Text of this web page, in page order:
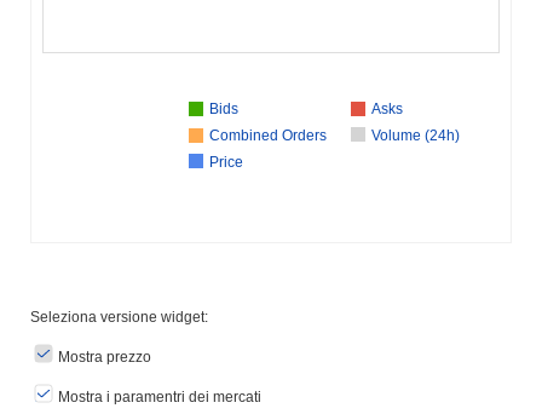
Bids
Asks
Combined Orders
Volume (24h)
Price
Seleziona versione widget:
Mostra prezzo
Mostra i paramentri dei mercati